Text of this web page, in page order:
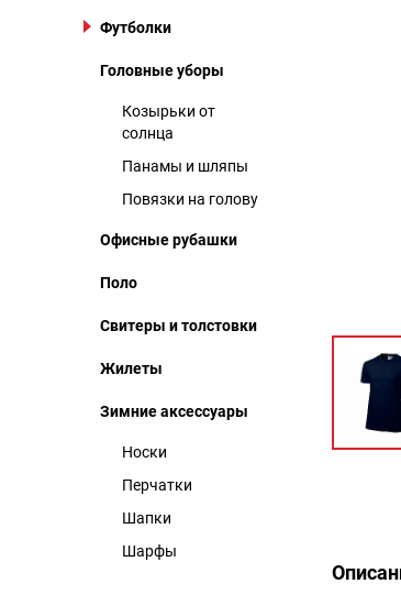
Футболки
Головные уборы
Козырьки от
солнца
Панамы и шляпы
Повязки на голову
Офисные рубашки
Поло
Свитеры и толстовки
Жилеты
Зимние аксессуары
Носки
Перчатки
Шапки
Шарфы